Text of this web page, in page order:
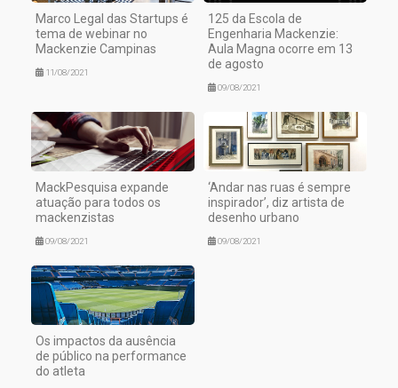
Marco Legal das Startups é
tema de webinar no
Mackenzie Campinas
11/08/2021
125 da Escola de
Engenharia Mackenzie:
Aula Magna ocorre em 13
de agosto
09/08/2021
MackPesquisa expande
atuação para todos os
mackenzistas
09/08/2021
‘Andar nas ruas é sempre
inspirador’, diz artista de
desenho urbano
09/08/2021
Os impactos da ausência
de público na performance
do atleta